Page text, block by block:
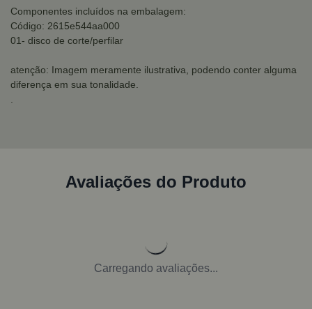
Componentes incluídos na embalagem:
Código: 2615e544aa000
01- disco de corte/perfilar
atenção: Imagem meramente ilustrativa, podendo conter alguma
diferença em sua tonalidade.
Avaliações do Produto
Carregando avaliações...